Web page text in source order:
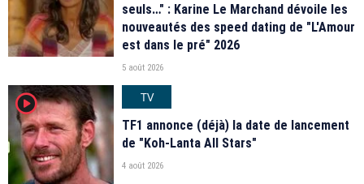
seuls…" : Karine Le Marchand dévoile les
nouveautés des speed dating de "L'Amour
est dans le pré" 2026
5 août 2026
player2
TV
TF1 annonce (déjà) la date de lancement
de "Koh-Lanta All Stars"
4 août 2026